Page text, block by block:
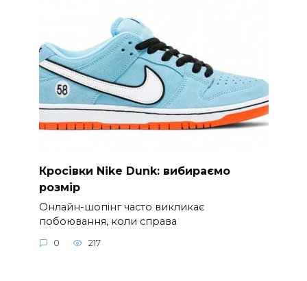
Кросівки Nike Dunk: вибираємо
розмір
Онлайн-шопінг часто викликає
побоювання, коли справа
0 217